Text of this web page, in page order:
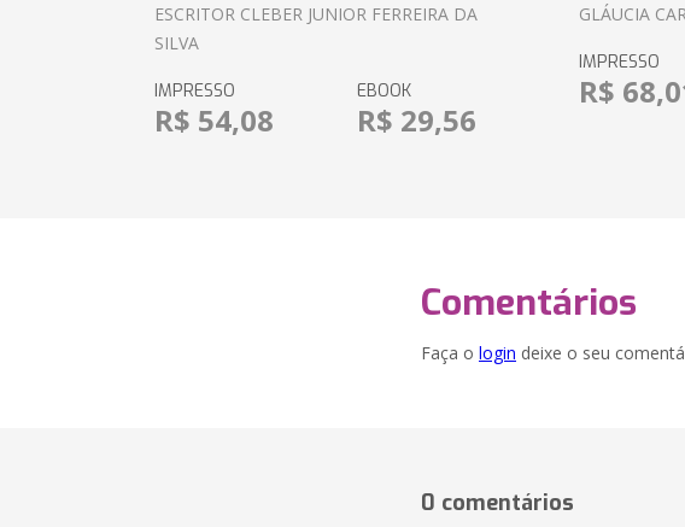
ESCRITOR CLEBER JUNIOR FERREIRA DA
SILVA
IMPRESSO
R$ 54,08
EBOOK
R$ 29,56
GLÁUCIA
IMPRESSO
R$
Comentários
Faça o login deixe o seu
0 comentários